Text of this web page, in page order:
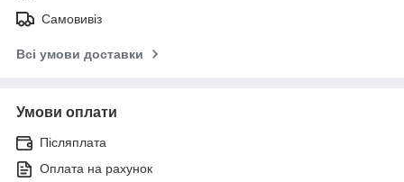
Самовивіз
Всі умови доставки
Умови оплати
Післяплата
Оплата на рахунок